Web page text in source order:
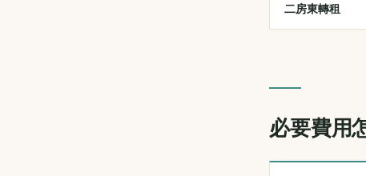
二房東轉租
必要費用